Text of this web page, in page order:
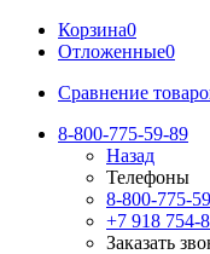
Корзина0
Отложенные0
Сравнение
8-800-775-59-89
Назад
Телефоны
8-800-775-
+7 918 754-
Заказать